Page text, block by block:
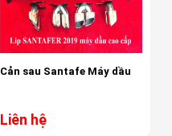
Cản sau Santafe Máy dầu
Liên hệ